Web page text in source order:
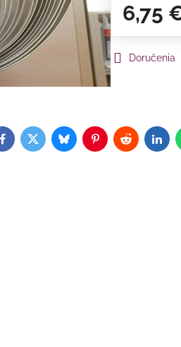
6,75
Doručenia
Facebook
TwitterBlueskyPinterestReddit